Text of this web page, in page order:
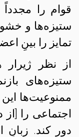
قوام را مجدداً
ستیزه‌ها و
تمایز را بینِ
از نظر
ستیزه‌های
ممنوعیت‌ها
اجتماعی را [از
دور کند. زبانِ